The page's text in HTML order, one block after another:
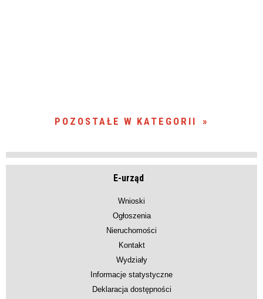
POZOSTAŁE W KATEGORII
E-urząd
Wnioski
Ogłoszenia
Nieruchomości
Kontakt
Wydziały
Informacje statystyczne
Deklaracja dostępności